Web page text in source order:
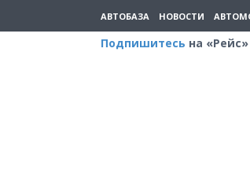
АВТОБАЗА НОВОСТИ
Подпишитесь на